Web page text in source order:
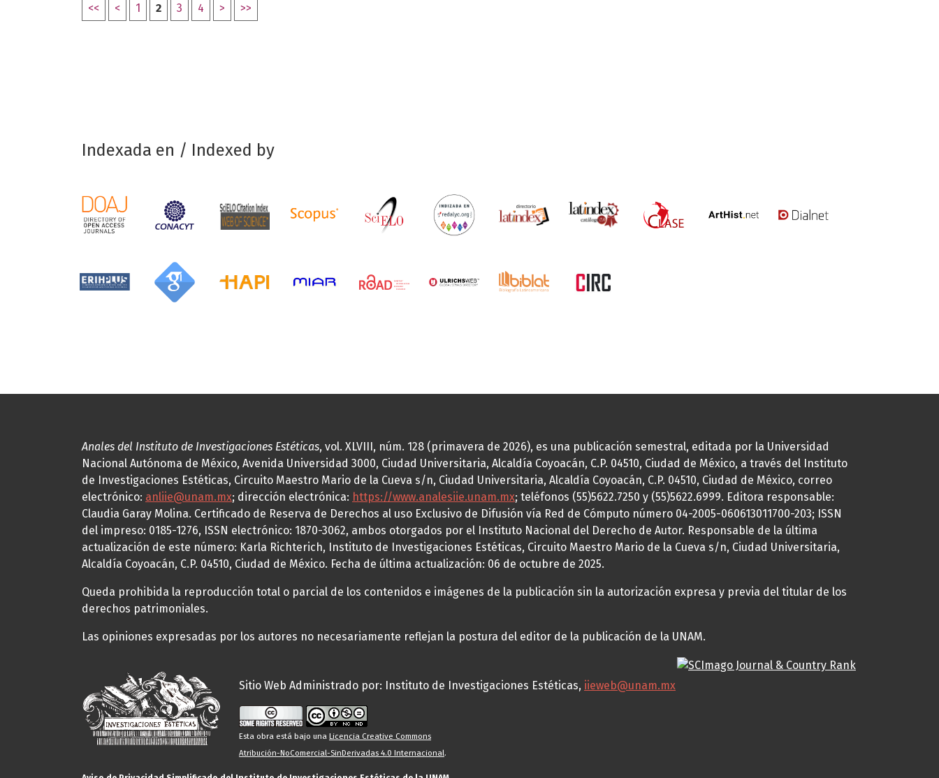
<< < 1 2 3 4 > >>
Indexada en / Indexed by
Anales del Instituto de Investigaciones Estéticas, vol. XLVIII, núm. 128 (primavera de 2026), es una publicación semestral, editada por la Universidad
Nacional Autónoma de México, Avenida Universidad 3000, Ciudad Universitaria, Alcaldía Coyoacán, C.P. 04510, Ciudad de México, a través del Instituto
de Investigaciones Estéticas, Circuito Maestro Mario de la Cueva s/n, Ciudad Universitaria, Alcaldía Coyoacán, C.P. 04510, Ciudad de México, correo
electrónico: anliie@unam.mx; dirección electrónica: https://www.analesiie.unam.mx; teléfonos (55)5622.7250 y (55)5622.6999. Editora responsable:
Claudia Garay Molina. Certificado de Reserva de Derechos al uso Exclusivo de Difusión vía Red de Cómputo número 04-2005-060613011700-203; ISSN
del impreso: 0185-1276, ISSN electrónico: 1870-3062, ambos otorgados por el Instituto Nacional del Derecho de Autor. Responsable de la última
actualización de este número: Karla Richterich, Instituto de Investigaciones Estéticas, Circuito Maestro Mario de la Cueva s/n, Ciudad Universitaria,
Alcaldía Coyoacán, C.P. 04510, Ciudad de México. Fecha de última actualización: 06 de octubre de 2025.
Queda prohibida la reproducción total o parcial de los contenidos e imágenes de la publicación sin la autorización expresa y previa del titular de los
derechos patrimoniales.
Las opiniones expresadas por los autores no necesariamente reflejan la postura del editor de la publicación de la UNAM.
Sitio Web Administrado por: Instituto de Investigaciones Estéticas, iieweb@unam.mx
Esta obra está bajo una Licencia Creative Commons
Atribución-NoComercial-SinDerivadas 4.0 Internacional.